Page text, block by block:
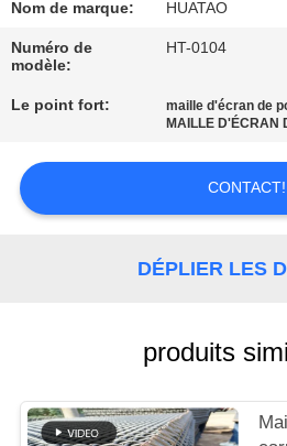
CONTACTEZ-
NOUVELLES
DEMANDEZ
PRIVACY
Nom de marque: HUATAO
Numéro de
modèle:
HT-0104
Le point fort: maille d'écran de
MAILLE D'ÉCRAN
CONTACT!
DÉPLIER LES
produits